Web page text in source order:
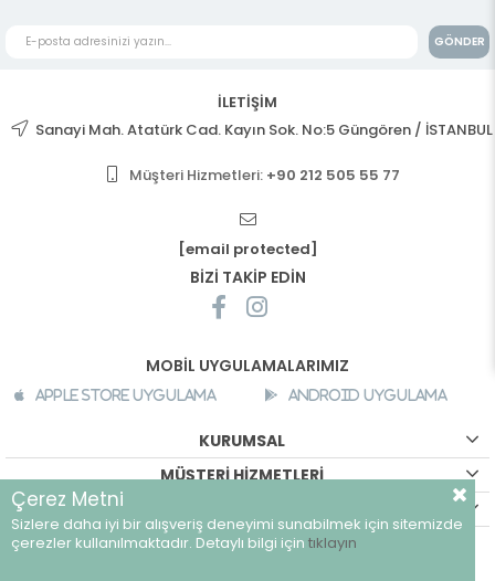
GÖNDER
İLETİŞİM
Sanayi Mah. Atatürk Cad. Kayın Sok. No:5 Güngören / İSTANBUL
Müşteri Hizmetleri: +90 212 505 55 77
[email protected]
BİZİ TAKİP EDİN
MOBİL UYGULAMALARIMIZ
Apple Store Uygulama Android Uygulama
KURUMSAL
MÜŞTERİ HİZMETLERİ
©breeze.com.tr - Tüm hakları saklıdır.
Çerez Metni
Sizlere daha iyi bir alışveriş deneyimi sunabilmek için sitemizde
çerezler kullanılmaktadır. Detaylı bilgi için tıklayın